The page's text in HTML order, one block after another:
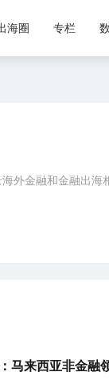
海圈 专栏
外金融和金融出海
马来西亚非金融